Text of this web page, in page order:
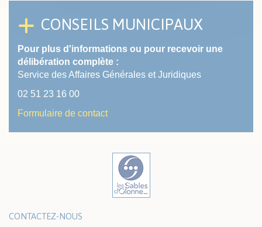
CONSEILS MUNICIPAUX
Pour plus d'informations ou pour recevoir une
délibération complète :
Service des Affaires Générales et Juridiques
02 51 23 16 00
Formulaire de contact
CONTACTEZ-NOUS